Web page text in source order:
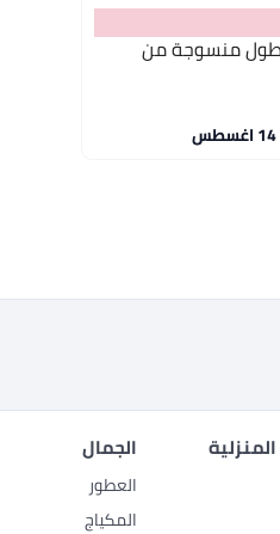
منسوجة من
الجمال
العطور
المكياج